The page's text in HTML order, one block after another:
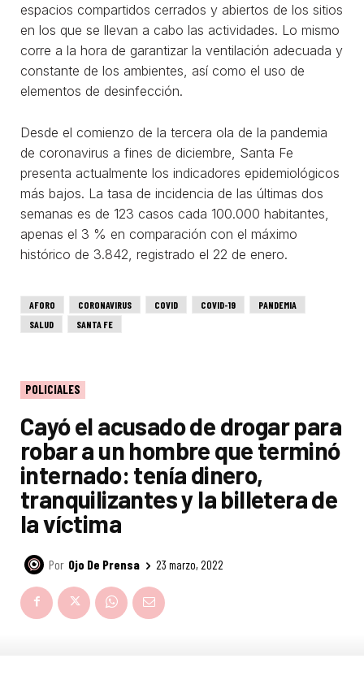
espacios compartidos cerrados y abiertos de los sitios
en los que se llevan a cabo las actividades. Lo mismo
corre a la hora de garantizar la ventilación adecuada y
constante de los ambientes, así como el uso de
elementos de desinfección.
Desde el comienzo de la tercera ola de la pandemia
de coronavirus a fines de diciembre, Santa Fe
presenta actualmente los indicadores epidemiológicos
más bajos. La tasa de incidencia de las últimas dos
semanas es de 123 casos cada 100.000 habitantes,
apenas el 3 % en comparación con el máximo
histórico de 3.842, registrado el 22 de enero.
AFORO CORONAVIRUS COVID COVID-19
PANDEMIA
SALUD
SANTA FE